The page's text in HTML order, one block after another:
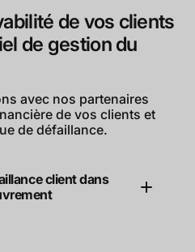
de vos clients
de gestion du
avec nos partenaires
de vos clients et
de défaillance.
client dans